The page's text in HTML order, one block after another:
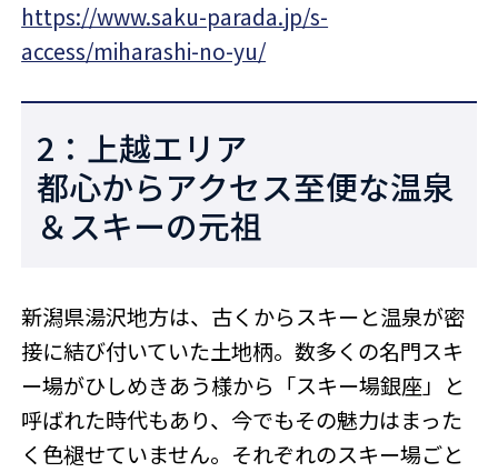
https://www.saku-parada.jp/s-
access/miharashi-no-yu/
2：上越エリア
都心からアクセス至便な温泉
＆スキーの元祖
新潟県湯沢地方は、古くからスキーと温泉が密
接に結び付いていた土地柄。数多くの名門スキ
ー場がひしめきあう様から「スキー場銀座」と
呼ばれた時代もあり、今でもその魅力はまった
く色褪せていません。それぞれのスキー場ごと